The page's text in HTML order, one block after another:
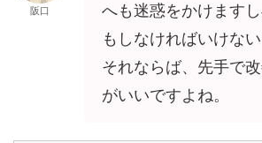
阪口
へも迷惑をかけます
もしなければいけない
それならば、先手で
がいいですよね。